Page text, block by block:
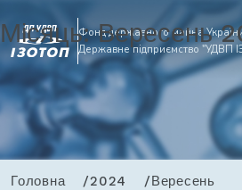
Фонд державного майна
Державне підприємство "УДВП
Місяць:Вересень
Головна 2024 Вересень